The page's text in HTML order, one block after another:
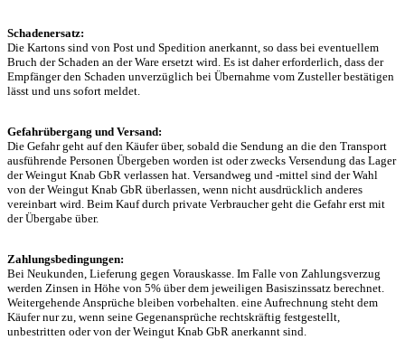
Schadenersatz:
Die Kartons sind von Post und Spedition anerkannt, so dass bei eventuellem
Bruch der Schaden an der Ware ersetzt wird. Es ist daher erforderlich, dass der
Empfänger den Schaden unverzüglich bei Übernahme vom Zusteller bestätigen
lässt und uns sofort meldet.
Gefahrübergang und Versand:
Die Gefahr geht auf den Käufer über, sobald die Sendung an die den Transport
ausführende Personen Übergeben worden ist oder zwecks Versendung das Lager
der Weingut Knab GbR verlassen hat. Versandweg und -mittel sind der Wahl
von der Weingut Knab GbR überlassen, wenn nicht ausdrücklich anderes
vereinbart wird. Beim Kauf durch private Verbraucher geht die Gefahr erst mit
der Übergabe über.
Zahlungsbedingungen:
Bei Neukunden, Lieferung gegen Vorauskasse. Im Falle von Zahlungsverzug
werden Zinsen in Höhe von 5% über dem jeweiligen Basiszinssatz berechnet.
Weitergehende Ansprüche bleiben vorbehalten. eine Aufrechnung steht dem
Käufer nur zu, wenn seine Gegenansprüche rechtskräftig festgestellt,
unbestritten oder von der Weingut Knab GbR anerkannt sind.